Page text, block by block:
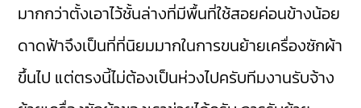
มากกว่าตั้งเอาไว้ชั้นล่างที่มีพื้นที่ใช้สอยค่อนข้างน้อย
ดาดฟ้าจึงเป็นที่ที่นิยมมากในการขนย้ายเครื่องซักผ้า
ขึ้นไป แต่ตรงนี้ไม่ต้องเป็นห่วงไปครับทีมงานรับจ้าง